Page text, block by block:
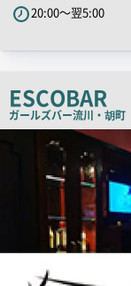
ッ
コ
ー
20:00～翌5:00
ESCOBAR
ガールズバー流川・胡町
店